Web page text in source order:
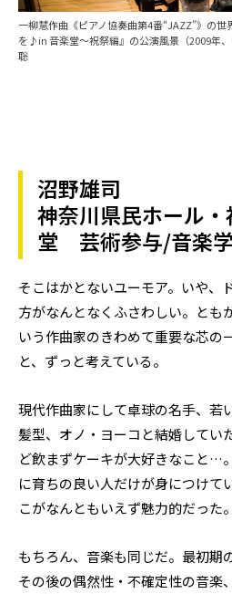
一柳慧作曲《ピアノ協奏曲第4番“JAZZ”》の
を♪in 音楽堂〜祝祭編』の公演風景（2009年
聡
沼野雄司
神奈川県民ホール
堂 芸術参与/音楽
そこはかとないユーモア。いや、
方がなんとなくふさわしい。とも
いう作曲家のきわめて重要な芯の
と、ずっと考えている。
現代作曲家にして卓球の名手、若
髪型、オノ・ヨーコと結婚してい
ど飲まずケーキが大好きなこと…
に育ちの良い人だけが身につけて
こがなんともいえず魅力的だった。
もちろん、音楽も同じだ。最初期
その後の偶然性・不確定性の音楽